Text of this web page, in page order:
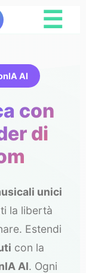
☰
AI
con
di
unici
la libertà
Estendi
con la
AI. Ogni